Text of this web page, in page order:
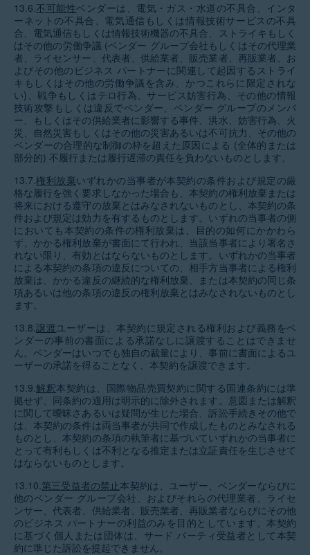
13.6.不可能性ベンダーは、電気・ガス・水道の不具合、インタ
ーネットの不具合、電気通信もしくは情報技術サービスの不具
合、電気通信もしくは情報技術機器の不具合、ストライキもしく
はその他の労働争議 (ベンダー グループ会社もしくはその代理業
者、ライセンサー、代表者、供給業者、販売業者、再販業者、お
よびその他のビジネス パートナーに関連して起因するストライ
キもしくはその他の労働争議を含み、かつこれらに限定されな
い)、戦争もしくはテロ行為、サービス妨害行為、その他の情報
技術攻撃もしくは違反でベンダー、ベンダー グループのメンバ
ー、もしくはその供給業者に影響する事件、洪水、妨害行為、火
災、自然災害もしくはその他の災害あるいは不可抗力、その他の
ベンダーの合理的な制御の枠を超えた原因による (全体的または
部分的) 不履行または履行遅滞の責任を負わないものとします。
13.7.権利放棄いずれかの当事者が本契約の条件および規定の厳
格な履行を強く要求しなかった場合も、本契約の権利放棄または
将来における遵守の放棄とはみなされないものとし、本契約の条
件および規定は効力を有するものとします。いずれの当事者の側
においても本契約の条件の権利放棄は、目的の如何にかかわら
ず、かかる権利放棄が書面にて行われ、当該当事者により署名さ
れない限り、有効とはならないものとします。いずれかの当事者
による本契約の条項の違反についての、相手方当事者による権利
放棄は、かかる違反の継続的な権利放棄、または本契約の同じ条
項あるいは他の条項の違反の権利放棄とはみなされないものとし
ます。
13.8.譲渡ユーザーは、本契約に規定される権利および義務をベ
ンダーの事前の書面による承諾なしに譲渡することはできませ
ん。ベンダーはいつでも独自の裁量により、事前に書面によるユ
ーザーの承諾を得ることなく、本契約を譲渡できます。
13.9.解釈本契約は、国際物品売買契約に関する国連条約には準
拠せず、同条約の適用は明示的に除外されます。意図または解釈
に関して曖昧さあるいは疑問が生じた場合、訴訟手続きその他で
は、本契約の条件は両当事者が共同で作成したものとみなされる
ものとし、本契約の条項の執筆者に基づいていずれかの当事者に
とって有利もしくは不利となる推定または立証責任を生じさせて
はならないものとします。
13.10.第三受益者の禁止本契約は、ユーザー、ベンダーならびに
他のベンダー グループ会社、およびそれらの代理業者、ライセ
ンサー、代表者、供給業者、販売業者、再販業者ならびにその他
のビジネス パートナーの利益のみを目的としています。本契約
に基づく個人または団体は、サード パーティ受益者として本契
約に準じた訴訟を提起できません。